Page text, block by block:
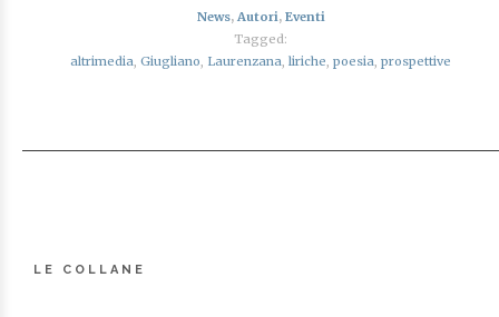
News, Autori, Eventi
Tagged:
altrimedia, Giugliano, Laurenzana, liriche, poesia, prospettive
LE COLLANE